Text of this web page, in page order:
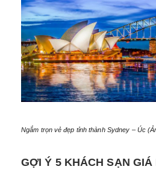
Ngắm trọn vẻ đẹp tỉnh thành Sydney – Úc
GỢI Ý 5 KHÁCH SẠN GIÁ